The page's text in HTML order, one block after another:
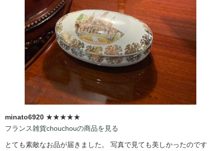
minato6920 ★★★★★
フランス雑貨chouchouの商品を見る
とても素敵なお品が届きました。 写真で見ても美しかったのです